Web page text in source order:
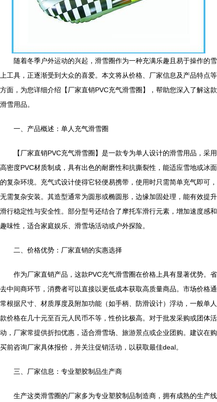
随着冬季户外运动的兴起，滑雪圈作为一种充满乐趣且易于操作的雪
上工具，正逐渐受到大众的喜爱。本文将从价格、厂家信息及产品特点等
方面，为您详细介绍【厂家直销PVC充气滑雪圈】，帮助您深入了解这款
滑雪用品。
一、产品概述：单人充气滑雪圈
【厂家直销PVC充气滑雪圈】是一款专为单人设计的滑雪用品，采用
高密度PVC材质制成，具有出色的耐磨性和抗撕裂性，能适应雪地或冰面
的复杂环境。充气式设计使得它轻便易携带，使用时只需简单充气即可，
无需复杂安装。其造型通常为圆形或椭圆形，边缘加固处理，能有效提升
滑行稳定性与安全性。部分型号还结合了摩托车滑行元素，增加速度感和
趣味性，适合家庭娱乐、滑雪场活动或户外探险。
二、价格优势：厂家直销的实惠选择
作为厂家直销产品，这款PVC充气滑雪圈在价格上具有显著优势。省
去中间商环节，消费者可以直接以更低成本获取高质量商品。市场价格通
常根据尺寸、材质厚度及附加功能（如手柄、防滑设计）浮动，一般单人
款价格在几十元至百元人民币不等，性价比极高。对于批发采购或团体活
动，厂家常提供折扣优惠，适合滑雪场、旅游景点或企业团购。建议在购
买前咨询厂家具体报价，并关注促销活动，以获取最佳deal。
三、厂家信息：专业塑胶制品生产商
生产这类滑雪圈的厂家多为专业塑胶制品制造商，拥有成熟的生产线